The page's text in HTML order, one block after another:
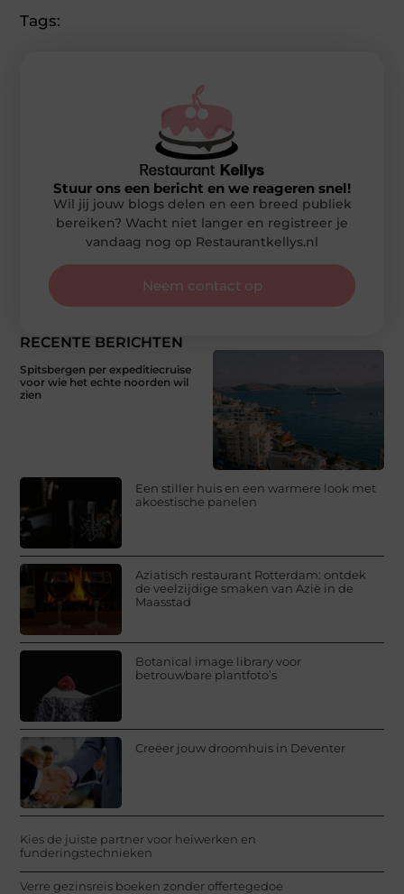
Tags:
RECENTE BERICHTEN
Spitsbergen per expeditiecruise
voor wie het echte noorden wil
zien
Een stiller huis en een warmere look met
akoestische panelen
Aziatisch restaurant Rotterdam: ontdek
de veelzijdige smaken van Azië in de
Maasstad
Botanical image library voor
betrouwbare plantfoto’s
Creëer jouw droomhuis in Deventer
Kies de juiste partner voor heiwerken en
funderingstechnieken
Verre gezinsreis boeken zonder offertegedoe
Stuur ons een bericht en we reageren snel!
Wil jij jouw blogs delen en een breed publiek
bereiken? Wacht niet langer en registreer je
vandaag nog op Restaurantkellys.nl
Neem contact op